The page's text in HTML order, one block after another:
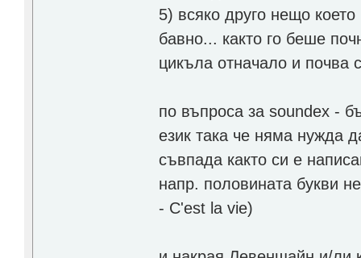
5) всяко друго нещо
бавно... както го беше
цикъла отначало и почва
по въпроса за soundex -
език така че няма нужда
съвпада както си е
напр. половината букви
- C'est la vie)